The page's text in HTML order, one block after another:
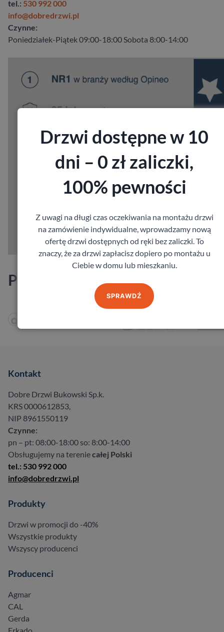
tel.: 530 992 000
info@dobredrzwi.pl
Czynne:
Poniedziałek-Piątek 09:00-18:00 Sobota 8:00-14:00
Producenci
Kontakt
Dobre Drzwi Bukowski Sp.k.
KRS 0000612853,
NIP 8961550119
Czynne:
pn – pt: 08:00-18:00 so: 8:00-14:00
Obsługujemy na tereniecałej Polski
tel.: 530 992 000
info@dobredrzwi.pl
Produkty
Drzwi w promocji do -40%
Wszystkie produkty
Wszyscy producenci
Producenci
Agmar
CAL
Gerda
Drzwi dostępne w 10
dni – 0 zł zaliczki,
100% pewności
Z uwagi na długi czas oczekiwania na montażu drzwi
na zamówienie indywidualne, wprowadzamy nową
ofertę drzwi dostępnych od ręki bez zaliczki. To
znaczy, że za drzwi zapłacisz dopiero po montażu u
Ciebie w domu lub mieszkaniu.
SPRAWDŹ